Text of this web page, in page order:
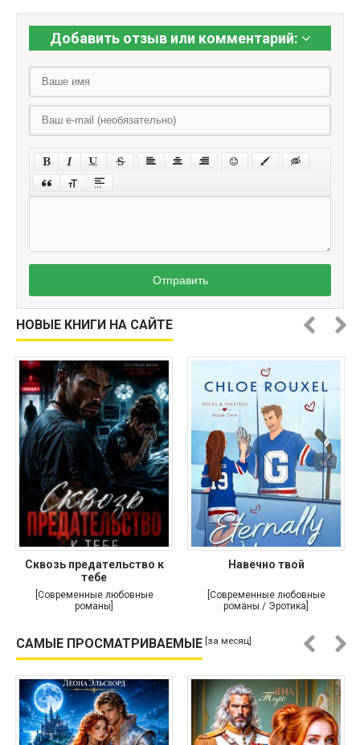
Добавить отзыв или комментарий:
Отправить
НОВЫЕ КНИГИ НА САЙТЕ
Сквозь предательство к
тебе
[Современные любовные
романы]
Навечно твой
[Современные любовные
романы / Эротика]
САМЫЕ ПРОСМАТРИВАЕМЫЕ [за месяц]